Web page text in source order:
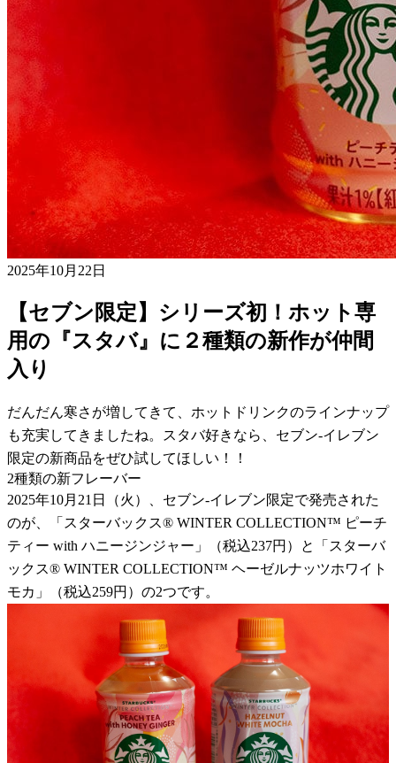
2025年10月22日
【セブン限定】シリーズ初！ホット専
用の『スタバ』に２種類の新作が仲間
入り
だんだん寒さが増してきて、ホットドリンクのラインナップ
も充実してきましたね。スタバ好きなら、セブン-イレブン
限定の新商品をぜひ試してほしい！！
2種類の新フレーバー
2025年10月21日（火）、セブン-イレブン限定で発売された
のが、「スターバックス® WINTER COLLECTION™ ピーチ
ティー with ハニージンジャー」（税込237円）と「スターバ
ックス® WINTER COLLECTION™ ヘーゼルナッツホワイト
モカ」（税込259円）の2つです。